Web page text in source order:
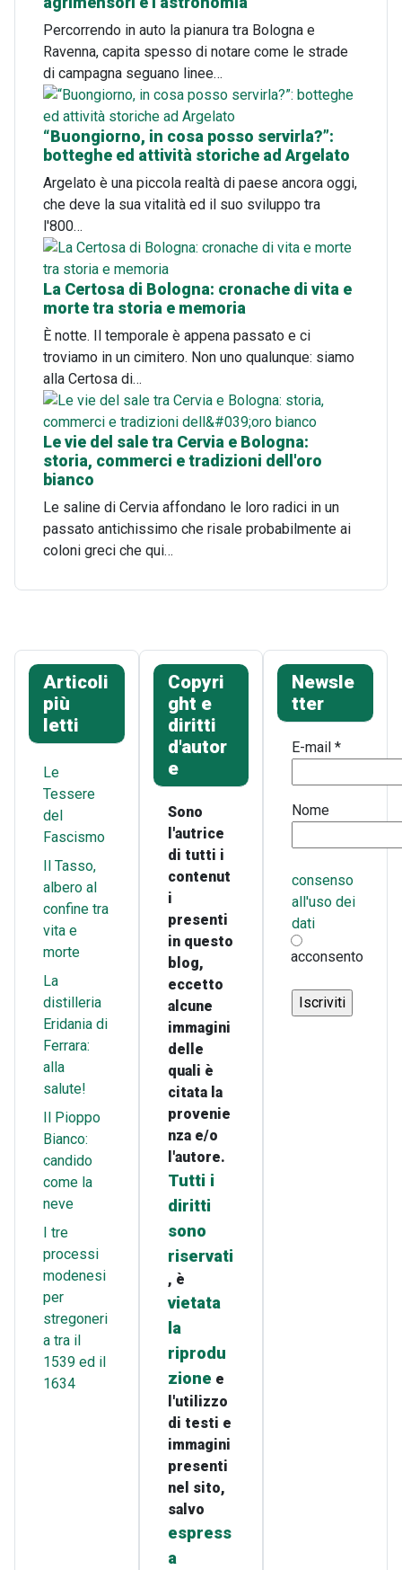
Percorrendo in auto la pianura tra Bologna e
Ravenna, capita spesso di notare come le strade
di campagna seguano linee…
“Buongiorno, in cosa posso servirla?”:
botteghe ed attività storiche ad Argelato
Argelato è una piccola realtà di paese ancora oggi,
che deve la sua vitalità ed il suo sviluppo tra
l'800…
La Certosa di Bologna: cronache di vita e
morte tra storia e memoria
È notte. Il temporale è appena passato e ci
troviamo in un cimitero. Non uno qualunque: siamo
alla Certosa di…
Le vie del sale tra Cervia e Bologna:
storia, commerci e tradizioni dell'oro
bianco
Le saline di Cervia affondano le loro radici in un
passato antichissimo che risale probabilmente ai
coloni greci che qui…
Articoli
più
letti
Le
Tessere
del
Fascismo
Il Tasso,
albero al
confine tra
vita e
morte
La
distilleria
Eridania di
Ferrara:
alla
salute!
Il Pioppo
Bianco:
candido
come la
neve
I tre
processi
modenesi
per
stregoneri
a tra il
1539 ed il
1634
Copyri
ght e
diritti
d'autor
e
Sono
l'autrice
di tutti i
contenut
i
presenti
in questo
blog,
eccetto
alcune
immagini
delle
quali è
citata la
provenie
nza e/o
l'autore.
Tutti i
diritti
sono
riservati
, è
vietata
la
riprodu
zione e
l'utilizzo
di testi e
immagini
presenti
nel sito,
salvo
espress
a
Newsle
tter
E-mail*
Nome
consenso
all'uso dei
dati
acconsento